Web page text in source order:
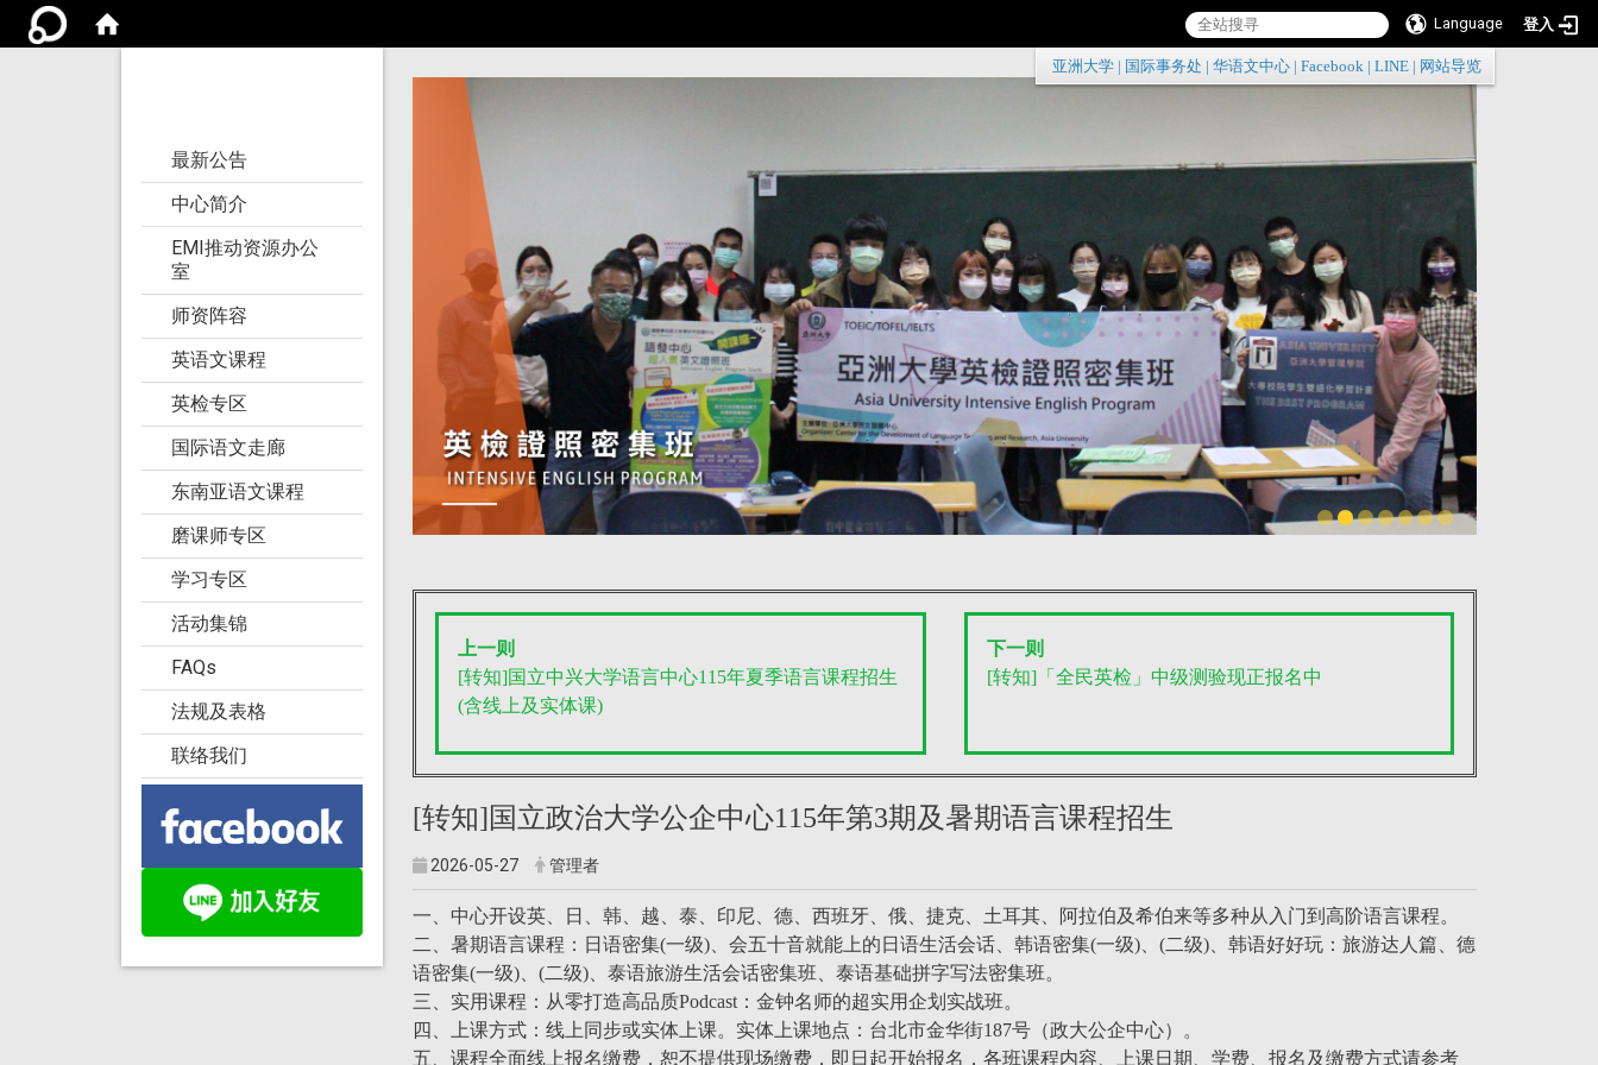
Language 登入
:::
亚洲大学 国际事务处 华语文中心 Facebook LINE 网站导览
最新公告
中心简介
EMI推动资源办公
室
师资阵容
英语文课程
英检专区
国际语文走廊
东南亚语文课程
磨课师专区
学习专区
活动集锦
FAQs
法规及表格
联络我们
上一则
[转知]国立中兴大学语言中心115年夏季语言课程招生
(含线上及实体课)
下一则
[转知]「全民英检」中级测验现正报名中
[转知]国立政治大学公企中心115年第3期及暑期语言课程招生
2026-05-27 管理者
一、中心开设英、日、韩、越、泰、印尼、德、西班牙、俄、捷克、土耳其、阿拉伯及希伯来等多种从入门到高阶语言课程。
二、暑期语言课程：日语密集(一级)、会五十音就能上的日语生活会话、韩语密集(一级)、(二级)、韩语好好玩：旅游达人篇、德
语密集(一级)、(二级)、泰语旅游生活会话密集班、泰语基础拼字写法密集班。
三、实用课程：从零打造高品质Podcast：金钟名师的超实用企划实战班。
四、上课方式：线上同步或实体上课。实体上课地点：台北市金华街187号（政大公企中心）。
五、课程全面线上报名缴费，恕不提供现场缴费，即日起开始报名，各班课程内容、上课日期、学费、报名及缴费方式请参考